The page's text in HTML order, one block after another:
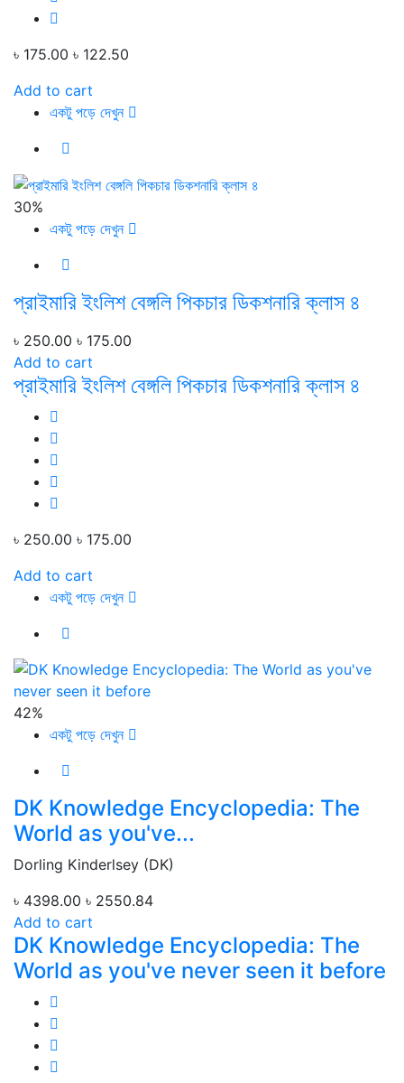
৳ 175.00 ৳ 122.50
Add to cart
একটু পড়ে দেখুন
30%
একটু পড়ে দেখুন
প্রাইমারি ইংলিশ বেঙ্গলি পিকচার ডিকশনারি ক্লাস ৪
৳ 250.00 ৳ 175.00
Add to cart
প্রাইমারি ইংলিশ বেঙ্গলি পিকচার ডিকশনারি ক্লাস ৪
৳ 250.00 ৳ 175.00
Add to cart
একটু পড়ে দেখুন
42%
একটু পড়ে দেখুন
DK Knowledge Encyclopedia: The
World as you've...
Dorling Kinderlsey (DK)
৳ 4398.00 ৳ 2550.84
Add to cart
DK Knowledge Encyclopedia: The
World as you've never seen it before